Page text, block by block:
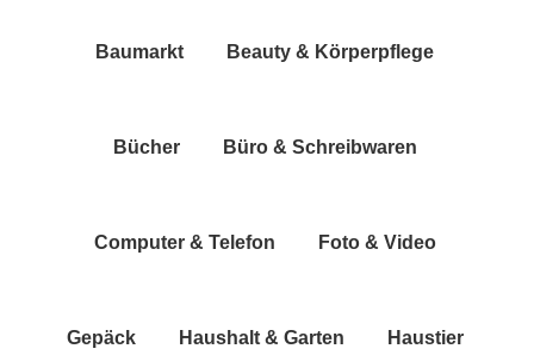
Bau­markt Beau­ty & Körperpflege
Bücher Büro & Schreibwaren
Com­pu­ter & Telefon Foto & Video
Gepäck Haus­halt & Garten Haus­tier